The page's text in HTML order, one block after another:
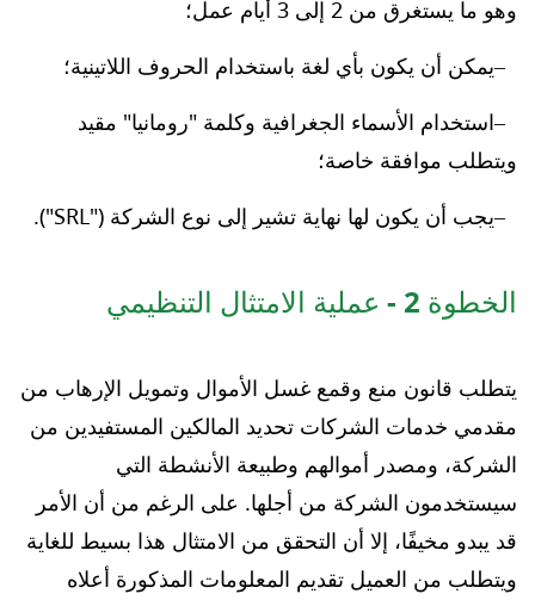
وهو ما يستغرق من 2 إلى 3 أيام عمل؛
يمكن أن يكون بأي لغة باستخدام الحروف اللاتينية؛
استخدام الأسماء الجغرافية وكلمة "رومانيا" مقيد
ويتطلب موافقة خاصة؛
يجب أن يكون لها نهاية تشير إلى نوع الشركة ("SRL").
الخطوة 2 - عملية الامتثال التنظيمي
يتطلب قانون منع وقمع غسل الأموال وتمويل الإرهاب من
مقدمي خدمات الشركات تحديد المالكين المستفيدين من
الشركة، ومصدر أموالهم وطبيعة الأنشطة التي
سيستخدمون الشركة من أجلها. على الرغم من أن الأمر
قد يبدو مخيفًا، إلا أن التحقق من الامتثال هذا بسيط للغاية
ويتطلب من العميل تقديم المعلومات المذكورة أعلاه